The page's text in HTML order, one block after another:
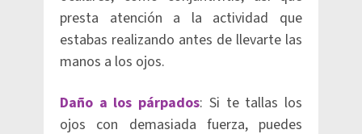
presta atención a la actividad que
estabas realizando antes de llevarte las
manos a los ojos.
Daño a los párpados: Si te tallas los
ojos con demasiada fuerza, puedes